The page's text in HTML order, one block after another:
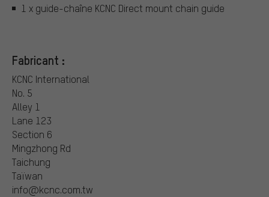
1 x guide-chaîne KCNC Direct mount chain guide
Fabricant :
KCNC International
No. 5
Alley 1
Lane 123
Section 6
Mingzhong Rd
Taichung
Taïwan
info@kcnc.com.tw